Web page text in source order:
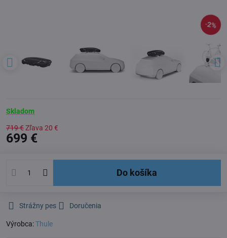
2%
Skladom
719 €Zľava 20 €
699 €
Do košíka
Strážny pes Doručenia
Výrobca:Thule